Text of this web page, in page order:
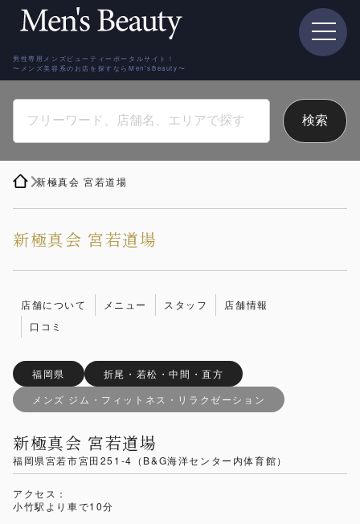
男性専用メンズビューティーポータルサイト！
〜メンズ美容系のお店を探すならMen'sBeauty〜
新極真会 宮若道場
新極真会 宮若道場
店舗について メニュー スタッフ
店舗情報
口コミ
福岡県
折尾・若松・中間・直方
メンズ ジム・フィットネス・リラクゼーション
新極真会 宮若道場
福岡県宮若市宮田251-4（B&G海洋センター内体育館）
アクセス：
小竹駅より車で10分